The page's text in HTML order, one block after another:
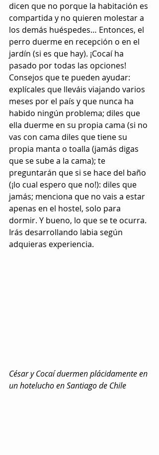
dicen que no porque la habitación es
compartida y no quieren molestar a
los demás huéspedes… Entonces, el
perro duerme en recepción o en el
jardín (si es que hay). ¡Cocaí ha
pasado por todas las opciones!
Consejos que te pueden ayudar:
explícales que lleváis viajando varios
meses por el país y que nunca ha
habido ningún problema; diles que
ella duerme en su propia cama (si no
vas con cama diles que tiene su
propia manta o toalla (jamás digas
que se sube a la cama); te
preguntarán que si se hace del baño
(¡lo cual espero que no!): diles que
jamás; menciona que no vais a estar
apenas en el hostel, solo para
dormir. Y bueno, lo que se te ocurra.
Irás desarrollando labia según
adquieras experiencia.
César y Cocaí duermen plácidamente en
un hotelucho en Santiago de Chile